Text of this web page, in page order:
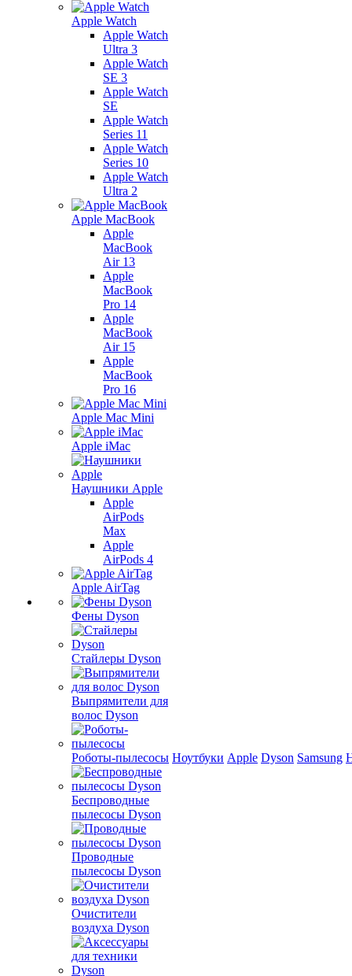
Apple Watch
Apple Watch
Ultra 3
Apple Watch
SE 3
Apple Watch
SE
Apple Watch
Series 11
Apple Watch
Series 10
Apple Watch
Ultra 2
Apple MacBook
Apple
MacBook
Air 13
Apple
MacBook
Pro 14
Apple
MacBook
Air 15
Apple
MacBook
Pro 16
Apple Mac Mini
Apple iMac
Наушники Apple
Apple
AirPods
Max
Apple
AirPods 4
Apple AirTag
Фены Dyson
Стайлеры Dyson
Выпрямители для
волос Dyson
Роботы-пылесосы
Беспроводные
пылесосы Dyson
Проводные
пылесосы Dyson
Очистители
воздуха Dyson
Ноутбуки Apple Dyson Samsung